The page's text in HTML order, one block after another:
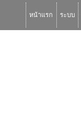
หน้าแรก ระบบ